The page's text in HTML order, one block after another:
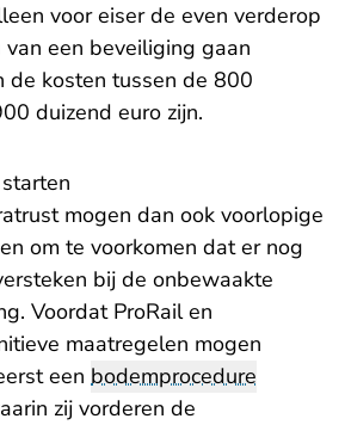
voor eiser de even verderop
een beveiliging gaan
de kosten tussen de 800
duizend euro zijn.
mogen dan ook voorlopige
om te voorkomen dat er nog
bij de onbewaakte
Voordat ProRail en
maatregelen mogen
een bodemprocedure
zij vorderen de